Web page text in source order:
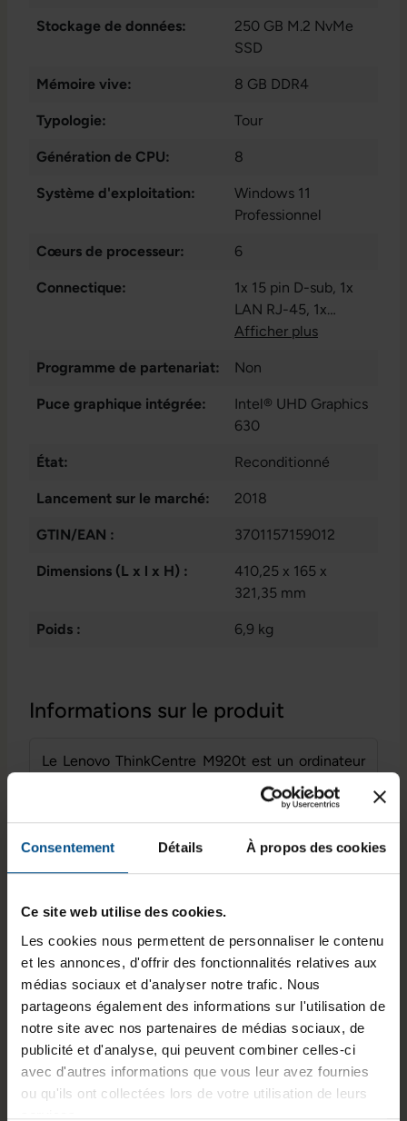
Consentement Détails À propos des cookies
Ce site web utilise des cookies.
Les cookies nous permettent de personnaliser le contenu
et les annonces, d'offrir des fonctionnalités relatives aux
médias sociaux et d'analyser notre trafic. Nous
partageons également des informations sur l'utilisation de
notre site avec nos partenaires de médias sociaux, de
publicité et d'analyse, qui peuvent combiner celles-ci
avec d'autres informations que vous leur avez fournies
ou qu'ils ont collectées lors de votre utilisation de leurs
services.
Informations sur le produit
Le Lenovo ThinkCentre M920t est un ordinateur
de bureau au format tour conçu pour les
environnements professionnels. Équipé d’un
processeur Intel Core i7 de 8e génération, de 8
Go de mémoire vive et d’un stockage SSD M.2
NVMe, il permet une utilisation fluide pour les
applications métier. Sa conception offre une
connectique étendue, facilitant son intégration
sur des postes de travail fixes.
Typologie
Tour
Processeur
Intel Core
i7‑8700
Mémoire
vive
8 Go DDR4
Stockage de données:
250 GB M.2 NvMe
SSD
Mémoire vive: 8 GB DDR4
Typologie: Tour
Génération de CPU: 8
Système d'exploitation:
Windows 11
Professionnel
Cœurs de processeur: 6
Connectique: 1x 15 pin D-sub, 1x
LAN RJ-45, 1x
Microphone - Entrée
Gen 1 Typ-C
VGA, 1x audio /
microphone -
lecteur de carte SD
mm, 2 x PS/2
DisplayPort, 2x USB
USB 3.1 Gen 1 Type
A
Afficher plus
Programme de partenariat: Non
Puce graphique intégrée:
Intel® UHD Graphics
630
État: Reconditionné
Lancement sur le marché: 2018
GTIN/EAN : 3701157159012
Dimensions (L x l x H) :
410,25 x 165 x
321,35 mm
Poids : 6,9 kg